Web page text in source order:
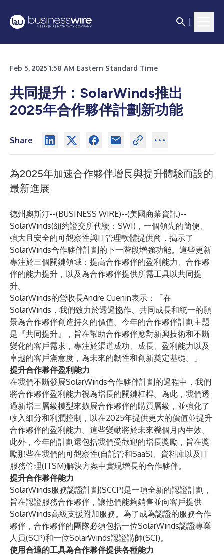
Feb 5, 2025 1:58 AM Eastern Standard Time
共同提升：SolarWinds推出
2025年合作夥伴計劃新功能
Share
為2025年加速合作夥伴增長與提升體驗而設的
最新進展
德州奧斯汀--(BUSINESS WIRE)--(美國商業資訊)--
SolarWinds(紐約證交所代號：SWI)，一個領先的簡便、
強大且安全的可觀察性與IT管理軟體提供商，揭示了
SolarWinds合作夥伴計劃的下一階段增強功能。這些更新
專注於三個關鍵領域：提高合作夥伴的盈利能力、合作夥
伴的能力提升，以及為合作夥伴提供所需工具以共同提
升。
SolarWinds的營收長Andre Cuenin表示：「在
SolarWinds，我們致力於透過協作、共同成長和統一的願
景為合作夥伴創造持久的價值。今年的合作夥伴計劃主題
是『共同提升』，旨在幫助合作夥伴應對新興技術和不斷
變化的客戶需求，專注於渠道成功、成長、盈利能力以及
卓越的客戶滿意度，為未來的韌性和創新奠定基礎。」
提升合作夥伴盈利能力
在我們不斷發展SolarWinds合作夥伴計劃的過程中，我們
將合作夥伴盈利能力視為增長的關鍵杠桿。為此，我們透
過新增三層級模型來擴展合作夥伴的購買層級，並強化了
收入細分和利潤控制，以在2025年提供更大的價值並提升
合作夥伴的盈利能力。這些變動將於未來幾個月內生效。
此外，今年的計劃還包括我們受歡迎的增長獎勵，旨在獎
勵那些在我們的可觀察性(自託管和SaaS)、資料庫以及IT
服務管理(ITSM)解決方案中實現增長的合作夥伴。
提升合作夥伴能力
SolarWinds服務認證計劃(SCCP)是一項全新的認證計劃，
旨在認證服務合作夥伴，讓他們能夠銷售並向客戶提供
SolarWinds高級支援附加服務。為了成為認證的服務合作
夥伴，合作夥伴的團隊必須包括一位SolarWinds認證專業
人員(SCP)和一位SolarWinds認證講師(SCI)。
使用合適的工具為合作夥伴提供各種能力